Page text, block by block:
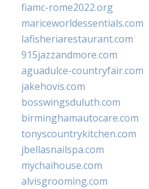
fiamc-rome2022.org
mariceworldessentials.com
lafisheriarestaurant.com
915jazzandmore.com
aguadulce-countryfair.com
jakehovis.com
bosswingsduluth.com
birminghamautocare.com
tonyscountrykitchen.com
jbellasnailspa.com
mychaihouse.com
alvisgrooming.com